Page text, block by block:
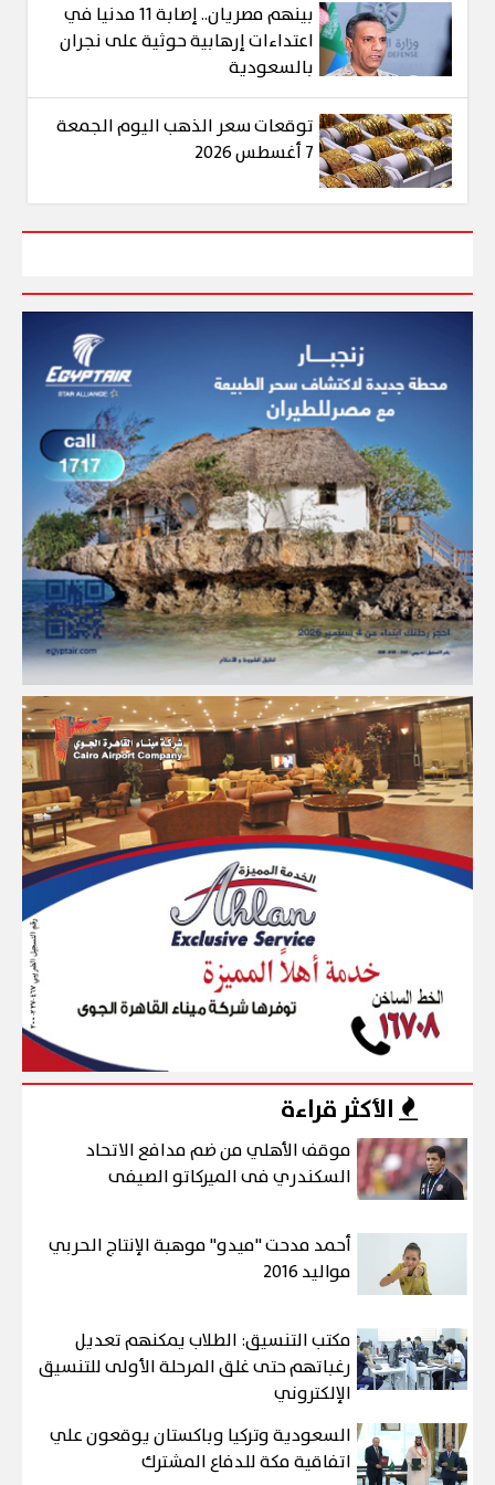
بينهم مصريان.. إصابة 11 مدنيا في
اعتداءات إرهابية حوثية على نجران
بالسعودية
توقعات سعر الذهب اليوم الجمعة
7 أغسطس 2026
الأكثر قراءة
موقف الأهلي من ضم مدافع الاتحاد
السكندري فى الميركاتو الصيفى
أحمد مدحت "ميدو" موهبة الإنتاج الحربي
مواليد 2016
مكتب التنسيق: الطلاب يمكنهم تعديل
رغباتهم حتى غلق المرحلة الأولى للتنسيق
الإلكتروني
السعودية وتركيا وباكستان يوقعون علي
اتفاقية مكة للدفاع المشترك